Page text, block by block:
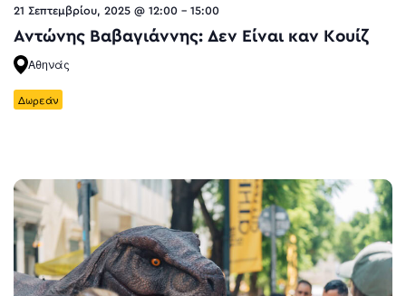
21 Σεπτεμβρίου, 2025 @ 12:00 - 15:00
Αντώνης Βαβαγιάννης: Δεν Είναι καν Κουίζ
Αθηνάς
Δωρεάν